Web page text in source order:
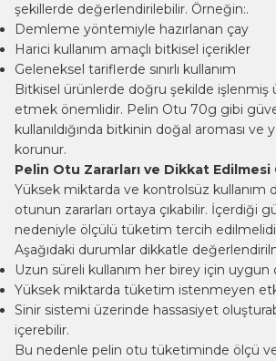
şekillerde değerlendirilebilir. Örneğin:.
Demleme yöntemiyle hazırlanan çay
Harici kullanım amaçlı bitkisel içerikler
Geleneksel tariflerde sınırlı kullanım
Bitkisel ürünlerde doğru şekilde işlenmiş
etmek önemlidir. Pelin Otu 70g gibi
kullanıldığında bitkinin doğal aroması ve
korunur.
Pelin Otu Zararları ve Dikkat
Yüksek miktarda ve kontrolsüz kullanım
otunun zararları ortaya çıkabilir. İçerdiği
nedeniyle ölçülü tüketim tercih
Aşağıdaki durumlar dikkatle
Uzun süreli kullanım her birey için uygun
Yüksek miktarda tüketim istenmeyen
Sinir sistemi üzerinde hassasiyet
içerebilir.
Bu nedenle pelin otu tüketiminde ölçü ve